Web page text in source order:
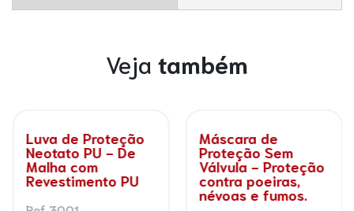
Veja também
Luva de Proteção
Neotato PU - De
Malha com
Revestimento PU
Máscara de
Proteção Sem
Válvula - Proteção
contra poeiras,
névoas e fumos.